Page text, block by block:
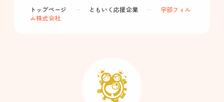
トップページ ー ともいく応援企業 ー
宇部フィル
ム株式会社